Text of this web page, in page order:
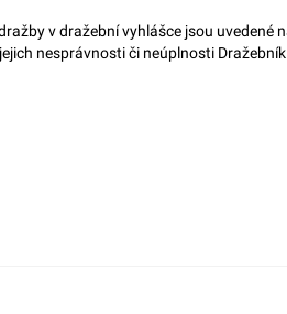
v dražební vyhlášce jsou uvedené
nesprávnosti či neúplnosti